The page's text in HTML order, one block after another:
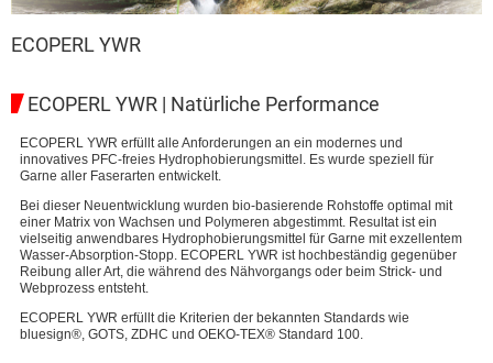
ECOPERL YWR
ECOPERL YWR | Natürliche Performance
ECOPERL YWR erfüllt alle Anforderungen an ein modernes und
innovatives PFC-freies Hydrophobierungsmittel. Es wurde speziell für
Garne aller Faserarten entwickelt.
Bei dieser Neuentwicklung wurden bio-basierende Rohstoffe optimal mit
einer Matrix von Wachsen und Polymeren abgestimmt. Resultat ist ein
vielseitig anwendbares Hydrophobierungsmittel für Garne mit exzellentem
Wasser-Absorption-Stopp. ECOPERL YWR ist hochbeständig gegenüber
Reibung aller Art, die während des Nähvorgangs oder beim Strick- und
Webprozess entsteht.
ECOPERL YWR erfüllt die Kriterien der bekannten Standards wie
bluesign®, GOTS, ZDHC und OEKO-TEX® Standard 100.